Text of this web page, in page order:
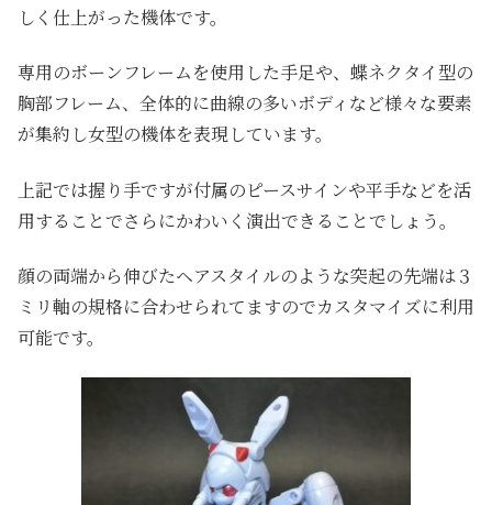
しく仕上がった機体です。
専用のボーンフレームを使用した手足や、蝶ネクタイ型の
胸部フレーム、全体的に曲線の多いボディなど様々な要素
が集約し女型の機体を表現しています。
上記では握り手ですが付属のピースサインや平手などを活
用することでさらにかわいく演出できることでしょう。
顔の両端から伸びたヘアスタイルのような突起の先端は３
ミリ軸の規格に合わせられてますのでカスタマイズに利用
可能です。